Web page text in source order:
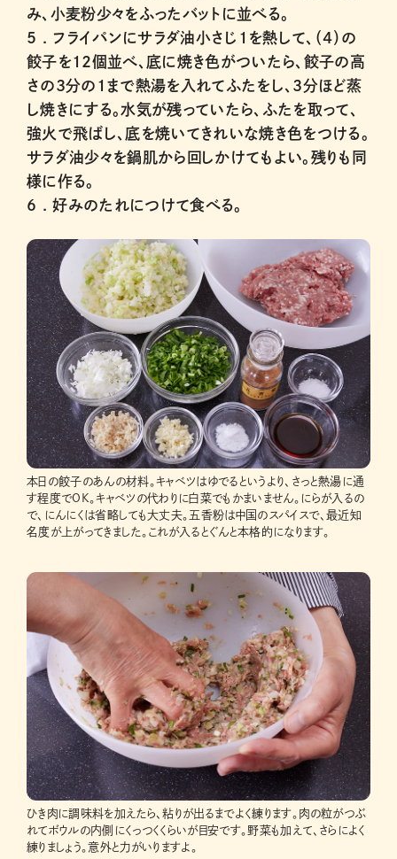
み、小麦粉少々をふったバットに並べる。
5 . フライパンにサラダ油小さじ1を熱して、（4）の
餃子を12個並べ、底に焼き色がついたら、餃子の高
さの3分の1まで熱湯を入れてふたをし、3分ほど蒸
し焼きにする。水気が残っていたら、ふたを取って、
強火で飛ばし、底を焼いてきれいな焼き色をつける。
サラダ油少々を鍋肌から回しかけてもよい。残りも同
様に作る。
6 .好みのたれにつけて食べる。
本日の餃子のあんの材料。キャベツはゆでるというより、さっと熱湯に通
す程度でOK。キャベツの代わりに白菜でもかまいません。にらが入るの
で、にんにくは省略しても大丈夫。五香粉は中国のスパイスで、最近知
名度が上がってきました。これが入るとぐんと本格的になります。
ひき肉に調味料を加えたら、粘りが出るまでよく練ります。肉の粒がつぶ
れてボウルの内側にくっつくくらいが目安です。野菜も加えて、さらによく
練りましょう。意外と力がいりますよ。